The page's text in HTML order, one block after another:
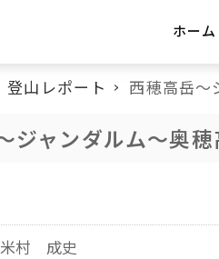
ホーム
登山レポート 西穂高岳～
ジャンダルム～奥穂
米村 成史